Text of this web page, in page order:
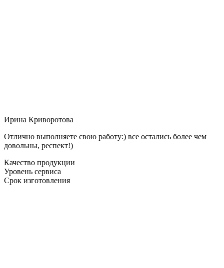
Ирина Криворотова
Отлично выполняете свою работу:) все остались более чем
довольны, респект!)
Качество продукции
Уровень сервиса
Срок изготовления